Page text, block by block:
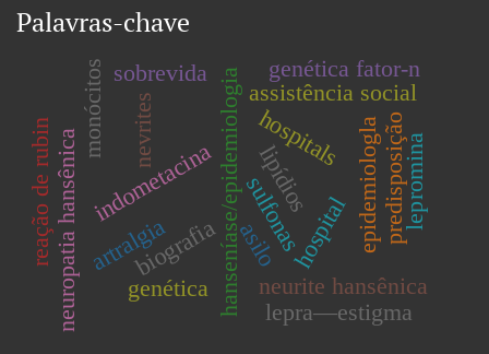
Palavras-chave
hanseníase/epidemiologia
biografia
artralgia
indometacina sulfonas
hospitals
assistência social
hospital
asilo
neurite hansênica
neuropatia hansênica epidemiologla
nevrites
sobrevida
lepra—estigma
predisposição
genética fator-n
lipídios
monócitos
lepromina
reação de rubin
genética